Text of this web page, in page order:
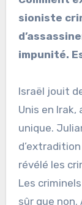
sioniste
impunité.
Israël jouit
Unis en Irak,
unique.
révélé les
Les
sûr que non.